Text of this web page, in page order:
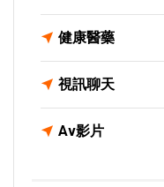
健康醫藥
視訊聊天
Av影片